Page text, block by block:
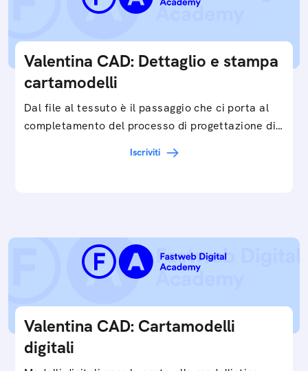
Valentina CAD: Dettaglio e stampa
cartamodelli
Dal file al tessuto è il passaggio che ci porta al
completamento del processo di progettazione di
Iscriviti
Valentina CAD: Cartamodelli
digitali